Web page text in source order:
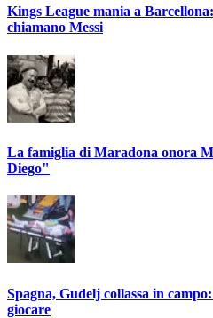
Kings League mania a
chiamano Messi
La famiglia di Maradona onora
Diego"
Spagna, Gudelj collassa in
giocare